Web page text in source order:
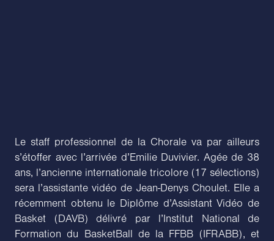
Le staff professionnel de la Chorale va par ailleurs
s’étoffer avec l’arrivée d’Emilie Duvivier. Agée de 38
ans, l’ancienne internationale tricolore (17 sélections)
sera l’assistante vidéo de Jean-Denys Choulet. Elle a
récemment obtenu le Diplôme d’Assistant Vidéo de
Basket (DAVB) délivré par l’Institut National de
Formation du BasketBall de la FFBB (IFRABB), et